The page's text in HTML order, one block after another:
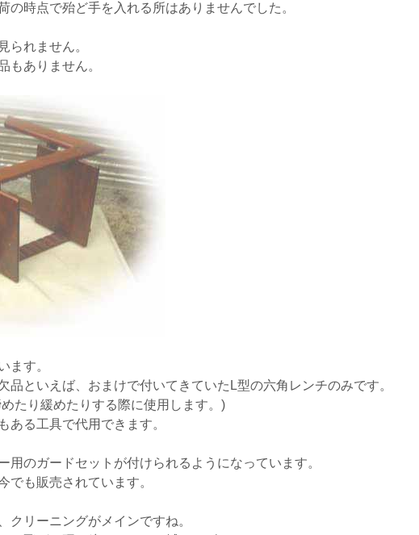
の時点で殆ど手を入れる所はありませんでした。
られません。
もありません。
ます。
品といえば、おまけで付いてきていたL型の六角レンチのみです。
たり緩めたりする際に使用します。)
ある工具で代用できます。
用のガードセットが付けられるようになっています。
でも販売されています。
クリーニングがメインですね。